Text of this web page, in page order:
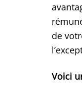
de
Voici